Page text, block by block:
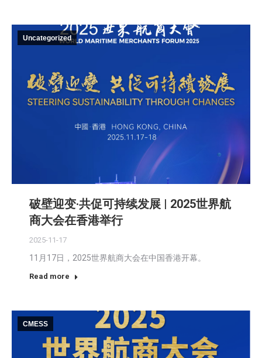
Uncategorized
破壁迎变·共促可持续发展 | 2025世界航
商大会在香港举行
2025-11-17
11月17日，2025世界航商大会在中国香港开幕。
Read more
CMESS